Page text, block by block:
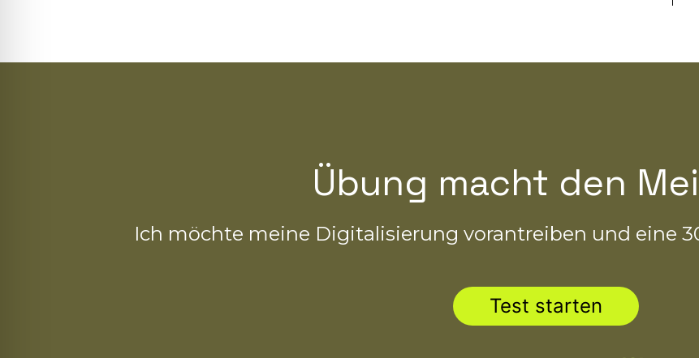
Übung macht den
Ich möchte meine Digitalisierung vorantreiben und eine
Test starten